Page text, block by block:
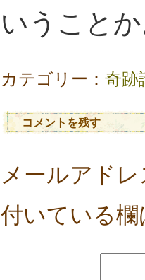
いうことか
カテゴリー： 奇跡
コメントを残す
メールアド
付いている